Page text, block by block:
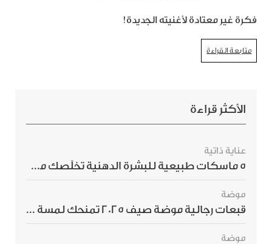
فكرة غير معتادة لأغنيته الجديدة!
متابعة القراءة
الأكثر قراءة
عناية ذاتية
5 ماسكات طبيعية للبشرة الدهنية تخلّصك من الحبوب بسرعة
موضة
قبعات رجالية موضة صيف 2025 تمنحك لمسة أناقة استثنائية
موضة